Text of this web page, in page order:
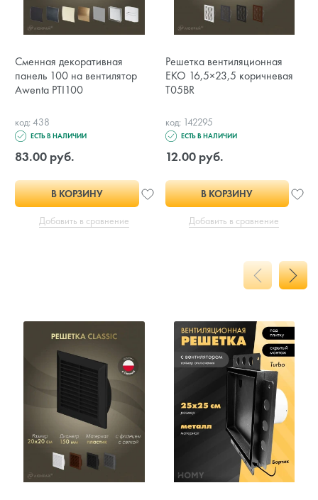
Сменная декоративная
панель 100 на вентилятор
Awenta PTI100
код: 438
ЕСТЬ В НАЛИЧИИ
83.00 руб.
В КОРЗИНУ
Добавить в сравнение
Решетка вентиляционная
EKO 16,5×23,5 коричневая
T05BR
код: 142295
ЕСТЬ В НАЛИЧИИ
12.00 руб.
В КОРЗИНУ
Добавить в сравнение